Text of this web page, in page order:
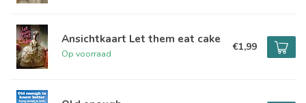
Ansichtkaart Let them eat cake
Op voorraad
€1,99